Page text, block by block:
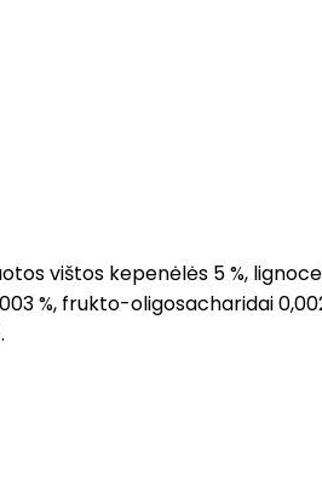
vištos kepenėlės 5 %,
%, frukto-oligosacharidai